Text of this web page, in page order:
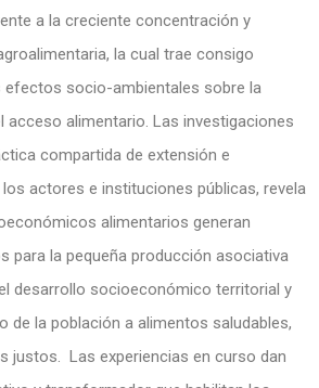
a la creciente concentración y
la cual trae consigo
socio-ambientales sobre la
acceso alimentario. Las investigaciones
compartida de extensión e
actores e instituciones públicas, revela
alimentarios generan
para la pequeña producción asociativa
desarrollo socioeconómico territorial y
de la población a alimentos saludables,
justos. Las experiencias en curso dan